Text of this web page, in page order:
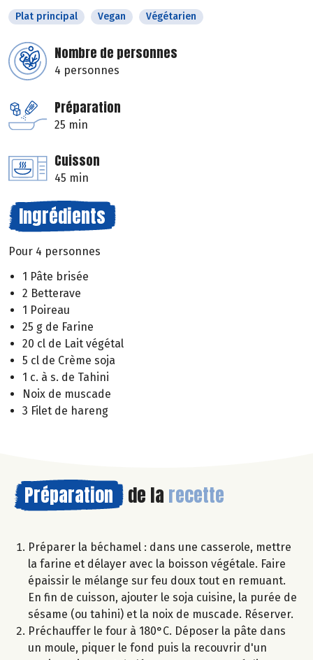
Plat principal Vegan Végétarien
Nombre de personnes
4 personnes
Préparation
25 min
Cuisson
45 min
Ingrédients
Pour 4 personnes
1 Pâte brisée
2 Betterave
1 Poireau
25 g de Farine
20 cl de Lait végétal
5 cl de Crème soja
1 c. à s. de Tahini
Noix de muscade
3 Filet de hareng
Préparation de la recette
Préparer la béchamel : dans une casserole, mettre
la farine et délayer avec la boisson végétale. Faire
épaissir le mélange sur feu doux tout en remuant.
En fin de cuisson, ajouter le soja cuisine, la purée de
sésame (ou tahini) et la noix de muscade. Réserver.
Préchauffer le four à 180°C. Déposer la pâte dans
un moule, piquer le fond puis la recouvrir d'un